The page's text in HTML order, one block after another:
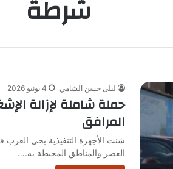
شرطة
ليلى حسن الشامي 4 يونيو 2026
حملة شاملة لإزالة
المرافق
شنت الأجهزة التنفيذية بحي
العصر والمناطق المحيطة به.…